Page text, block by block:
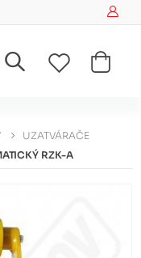
UZATVÁRAČE
RZK-A